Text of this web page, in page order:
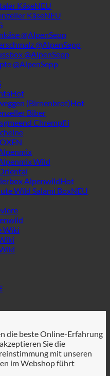
Käse
Käse
@AlpenSepp
@AlpenSepp
@AlpenSepp
@AlpenSepp
(Birnenbrot)
Biber
Chrempfli
Wild
Alpenwild
Wild Salami Box
Wiki
die beste Online-Erfahrung
Sie die
mit unseren
im Webshop führt